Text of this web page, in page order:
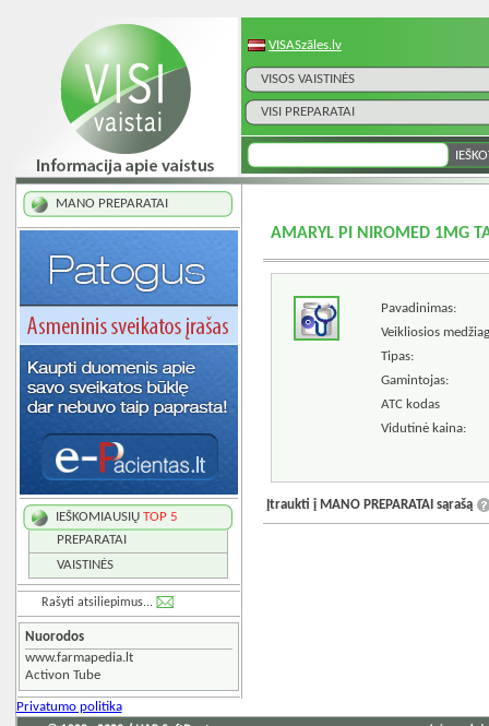
VISASzāles.lv
VISOS VAISTINĖS
VISI PREPARATAI
MANO PREPARATAI
IEŠKOMIAUSIŲ TOP 5
PREPARATAI
VAISTINĖS
Rašyti atsiliepimus...
Nuorodos
www.farmapedia.lt
Activon Tube
AMARYL PI NIROMED 1MG
Pavadinimas:
Veikliosios
Tipas:
Gamintojas:
ATC kodas
Vidutinė kaina:
Įtraukti į MANO PREPARATAI sąrašą
Privatumo politika